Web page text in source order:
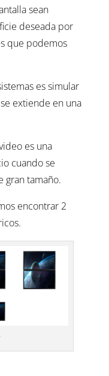
sean
deseada por
que podemos
es simular
extiende en una
es una
cuando se
gran tamaño.
encontrar 2